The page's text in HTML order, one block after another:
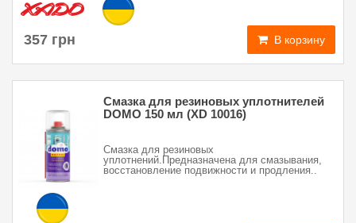
357 грн В корзину
Смазка для резиновых уплотнителей
DOMO 150 мл (XD 10016)
Смазка для резиновых
уплотнений.Предназначена для смазывания,
восстановление подвижности и продления..